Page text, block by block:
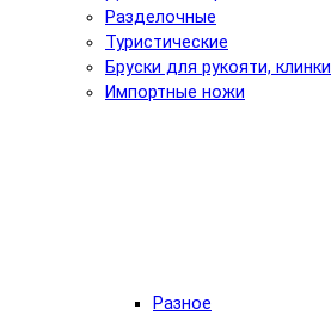
Разделочные
Туристические
Бруски для рукояти, клинки
Импортные ножи
Разное